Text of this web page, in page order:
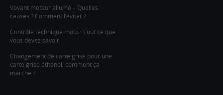
Voyant moteur allumé – Quelles
causes ? Comment l’éviter ?
Contrôle technique moto : Tout ce que
vous devez savoir
Changement de carte grise pour une
carte grise éthanol, comment ça
marche ?